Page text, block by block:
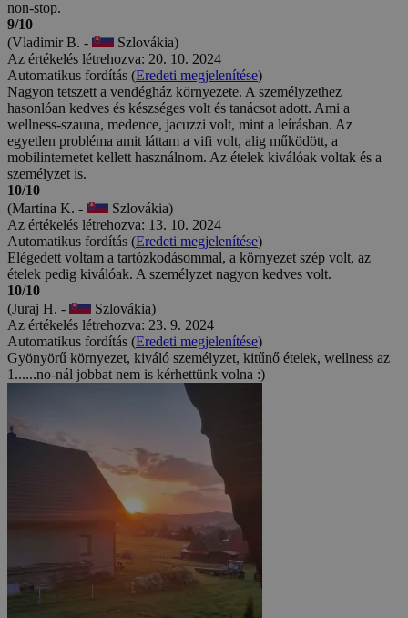
non-stop.
9/10
(Vladimir B. -
Szlovákia)
Az értékelés létrehozva: 20. 10. 2024
Automatikus fordítás (Eredeti megjelenítése)
Nagyon tetszett a vendégház környezete. A személyzethez
hasonlóan kedves és készséges volt és tanácsot adott. Ami a
wellness-szauna, medence, jacuzzi volt, mint a leírásban. Az
egyetlen probléma amit láttam a vifi volt, alig működött, a
mobilinternetet kellett használnom. Az ételek kiválóak voltak és a
személyzet is.
10/10
(Martina K. -
Szlovákia)
Az értékelés létrehozva: 13. 10. 2024
Automatikus fordítás (Eredeti megjelenítése)
Elégedett voltam a tartózkodásommal, a környezet szép volt, az
ételek pedig kiválóak. A személyzet nagyon kedves volt.
10/10
(Juraj H. -
Szlovákia)
Az értékelés létrehozva: 23. 9. 2024
Automatikus fordítás (Eredeti megjelenítése)
Gyönyörű környezet, kiváló személyzet, kitűnő ételek, wellness az
1......no-nál jobbat nem is kérhettünk volna :)